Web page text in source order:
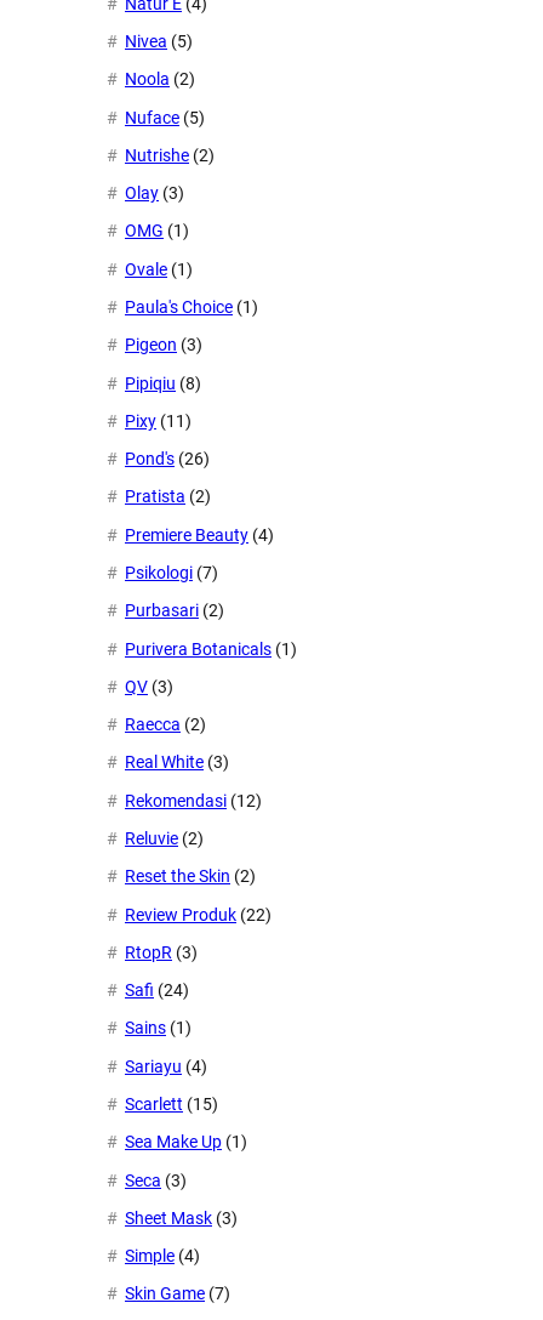
Nivea (5)
Noola (2)
Nuface (5)
Nutrishe (2)
Olay (3)
OMG (1)
Ovale (1)
Paula's Choice (1)
Pigeon (3)
Pipiqiu (8)
Pixy (11)
Pond's (26)
Pratista (2)
Premiere Beauty (4)
Psikologi (7)
Purbasari (2)
Purivera Botanicals (1)
QV (3)
Raecca (2)
Real White (3)
Rekomendasi (12)
Reluvie (2)
Reset the Skin (2)
Review Produk (22)
RtopR (3)
Safi (24)
Sains (1)
Sariayu (4)
Scarlett (15)
Sea Make Up (1)
Seca (3)
Sheet Mask (3)
Simple (4)
Skin Game (7)